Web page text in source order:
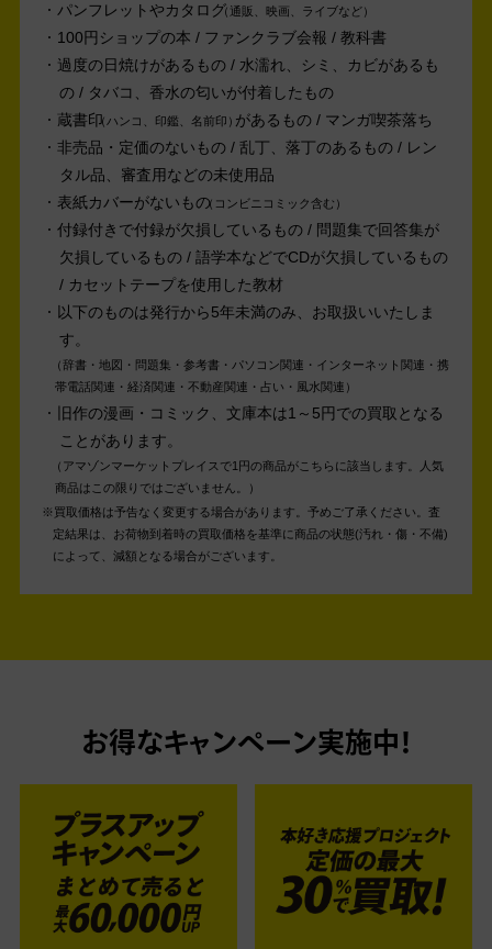
パンフレットやカタログ 通販、映画、ライブなど
100円ショップの本 / ファンクラブ会報 / 教科書
過度の日焼けがあるもの / 水濡れ、シミ、カビがあるも
の / タバコ、香水の匂いが付着したもの
蔵書印 ハンコ、印鑑、名前印
があるもの / マンガ喫茶落ち
非売品・定価のないもの / 乱丁、落丁のあるもの / レン
タル品、審査用などの未使用品
表紙カバーがないもの コンビニコミック含む
付録付きで付録が欠損しているもの / 問題集で回答集が
欠損しているもの / 語学本などでCDが欠損しているもの
/ カセットテープを使用した教材
以下のものは発行から5年未満のみ、お取扱いいたしま
す。
辞書・地図・問題集・参考書・パソコン関連・インターネット関連・携
帯電話関連・経済関連・不動産関連・占い・風水関連
旧作の漫画・コミック、文庫本は1～5円での買取となる
ことがあります。
アマゾンマーケットプレイスで1円の商品がこちらに該当します。人気
商品はこの限りではございません。
買取価格は予告なく変更する場合があります。予めご了承ください。 査
定結果は、お荷物到着時の買取価格を基準に商品の状態(汚れ・傷・不備)
によって、減額となる場合がございます。
お得なキャンペーン実施中！